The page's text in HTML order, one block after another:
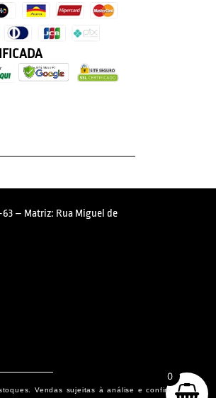
63 – Matriz: Rua Miguel de
Vendas sujeitas à análise e confirmação
0